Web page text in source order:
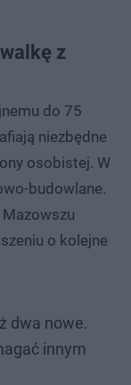
z
do 75
niezbędne
osobistej. W
budowlane.
o kolejne
dwa nowe.
innym